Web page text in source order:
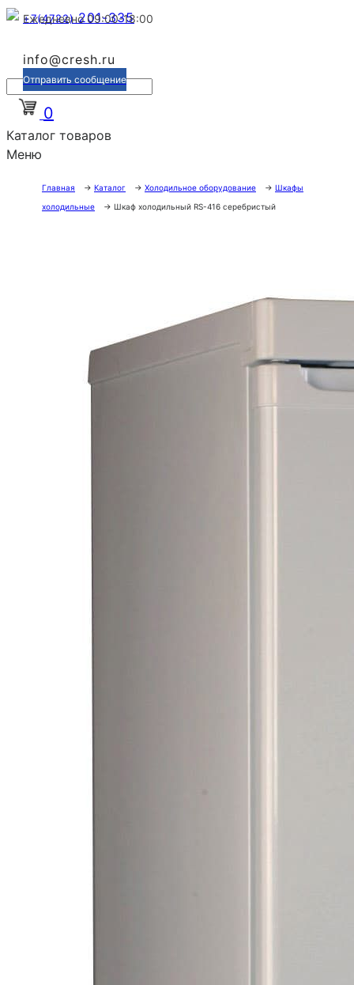
+7(4722)201-335
Ежедневно 09:00-18:00
info@cresh.ru
Отправить сообщение
0
Каталог товаров
Меню
Главная → Каталог → Холодильное оборудование → Шкафы
холодильные
→ Шкаф холодильный RS-416 серебристый